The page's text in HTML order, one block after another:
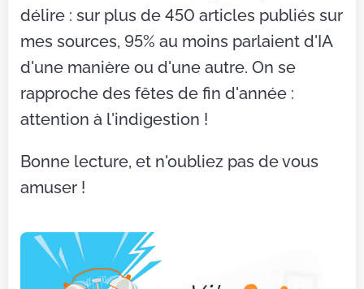
délire : sur plus de 450 articles publiés sur
mes sources, 95% au moins parlaient d'IA
d'une manière ou d'une autre. On se
rapproche des fêtes de fin d'année :
attention à l'indigestion !
Bonne lecture, et n'oubliez pas de vous
amuser !